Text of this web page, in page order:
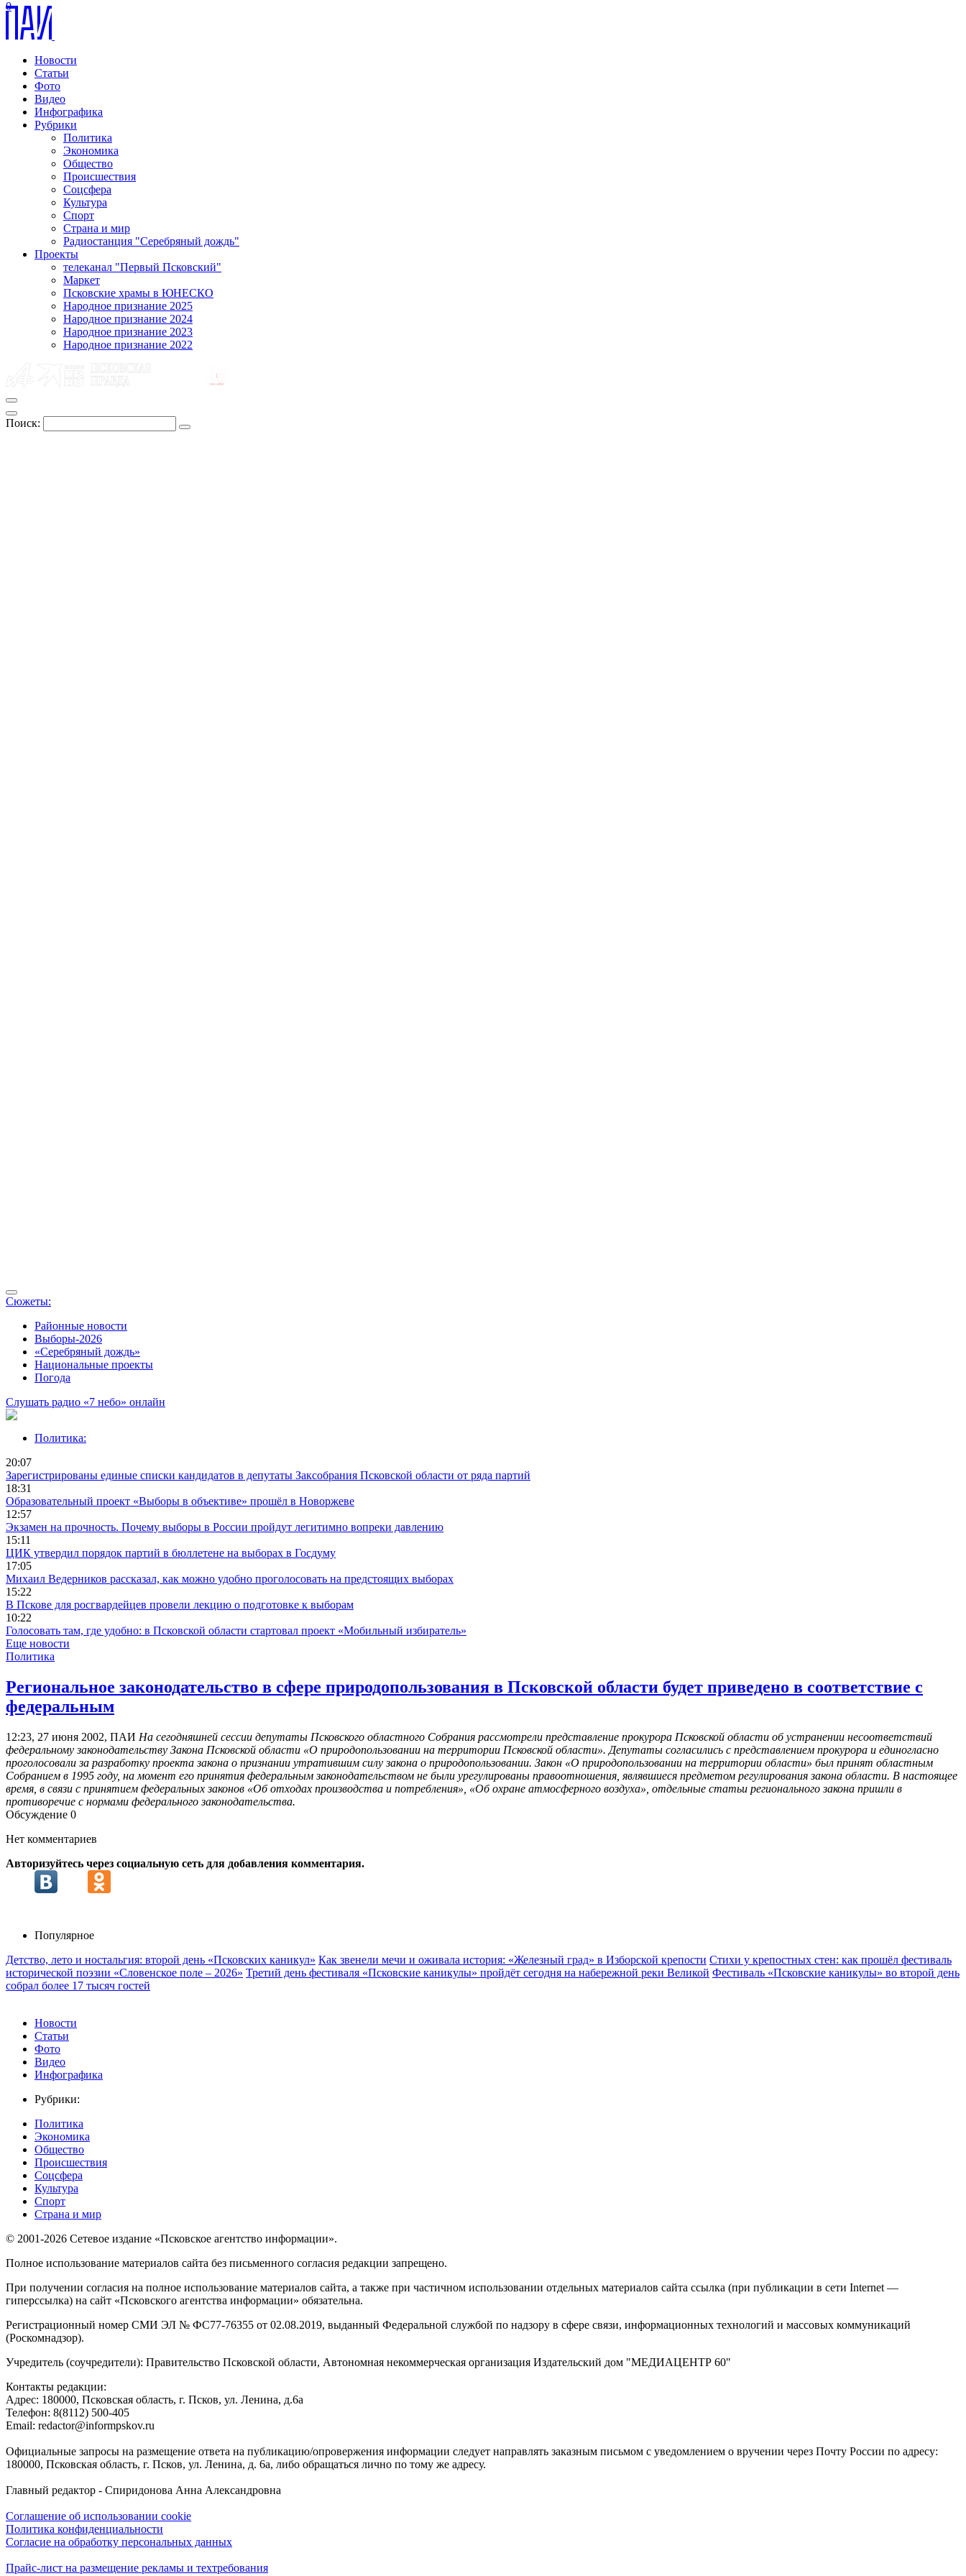
Новости
Статьи
Фото
Видео
Инфографика
Рубрики
Политика
Экономика
Общество
Происшествия
Соцсфера
Культура
Спорт
Страна и мир
Радиостанция "Серебряный дождь"
Проекты
телеканал "Первый Псковский"
Маркет
Псковские храмы в ЮНЕСКО
Народное признание 2025
Народное признание 2024
Народное признание 2023
Народное признание 2022
Поиск:
Сюжеты:
Районные новости
Выборы-2026
«Серебряный дождь»
Национальные проекты
Погода
Слушать радио «7 небо» онлайн
0
Политика:
20:07
Зарегистрированы единые списки кандидатов в депутаты Заксобрания Псковской области от ряда партий
18:31
Образовательный проект «Выборы в объективе» прошёл в Новоржеве
12:57
Экзамен на прочность. Почему выборы в России пройдут легитимно вопреки давлению
15:11
ЦИК утвердил порядок партий в бюллетене на выборах в Госдуму
17:05
Михаил Ведерников рассказал, как можно удобно проголосовать на предстоящих выборах
15:22
В Пскове для росгвардейцев провели лекцию о подготовке к выборам
10:22
Голосовать там, где удобно: в Псковской области стартовал проект «Мобильный избиратель»
Еще новости
Политика
Региональное законодательство в сфере природопользования в Псковской области будет приведено в соответствие с
федеральным
12:23, 27 июня 2002, ПАИ На сегодняшней сессии депутаты Псковского областного Собрания рассмотрели представление прокурора Псковской области об устранении несоответствий
федеральному законодательству Закона Псковской области «О природопользовании на территории Псковской области». Депутаты согласились с представлением прокурора и единогласно
проголосовали за разработку проекта закона о признании утратившим силу закона о природопользовании. Закон «О природопользовании на территории области» был принят областным
Собранием в 1995 году, на момент его принятия федеральным законодательством не были урегулированы правоотношения, являвшиеся предметом регулирования закона области. В настоящее
время, в связи с принятием федеральных законов «Об отходах производства и потребления», «Об охране атмосферного воздуха», отдельные статьи регионального закона пришли в
противоречие с нормами федерального законодательства.
Обсуждение 0
Нет комментариев
Авторизуйтесь через социальную сеть для добавления комментария.
Популярное
Детство, лето и ностальгия: второй день «Псковских каникул» Как звенели мечи и оживала история: «Железный град» в Изборской крепости Стихи у крепостных стен: как прошёл фестиваль
исторической поэзии «Словенское поле – 2026» Третий день фестиваля «Псковские каникулы» пройдёт сегодня на набережной реки Великой Фестиваль «Псковские каникулы» во второй день
собрал более 17 тысяч гостей
Новости
Статьи
Фото
Видео
Инфографика
Рубрики:
Политика
Экономика
Общество
Происшествия
Соцсфера
Культура
Спорт
Страна и мир
© 2001-2026 Сетевое издание «Псковское агентство информации».
Полное использование материалов сайта без письменного согласия редакции запрещено.
При получении согласия на полное использование материалов сайта, а также при частичном использовании отдельных материалов сайта ссылка (при публикации в сети Internet —
гиперссылка) на сайт «Псковского агентства информации» обязательна.
Регистрационный номер СМИ ЭЛ № ФС77-76355 от 02.08.2019, выданный Федеральной службой по надзору в сфере связи, информационных технологий и массовых коммуникаций
(Роскомнадзор).
Учредитель (соучредители): Правительство Псковской области, Автономная некоммерческая организация Издательский дом "МЕДИАЦЕНТР 60"
Контакты редакции:
Адреc: 180000, Псковская область, г. Псков, ул. Ленина, д.6а
Телефон: 8(8112) 500-405
Email: redactor@informpskov.ru
Официальные запросы на размещение ответа на публикацию/опровержения информации следует направлять заказным письмом с уведомлением о вручении через Почту России по адресу:
180000, Псковская область, г. Псков, ул. Ленина, д. 6а, либо обращаться лично по тому же адресу.
Главный редактор - Спиридонова Анна Александровна
Соглашение об использовании cookie
Политика конфиденциальности
Согласие на обработку персональных данных
Прайс-лист на размещение рекламы и техтребования